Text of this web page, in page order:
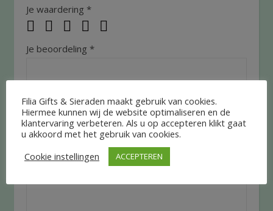
Je waardering *
Je beoordeling *
Filia Gifts & Sieraden maakt gebruik van cookies.
Hiermee kunnen wij de website optimaliseren en de
klantervaring verbeteren. Als u op accepteren klikt gaat
u akkoord met het gebruik van cookies.
Cookie instellingen
ACCEPTEREN